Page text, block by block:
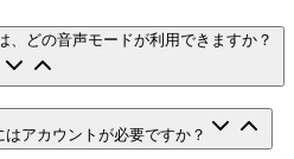
、どの音声モードが利用できますか？
アカウントが必要ですか？